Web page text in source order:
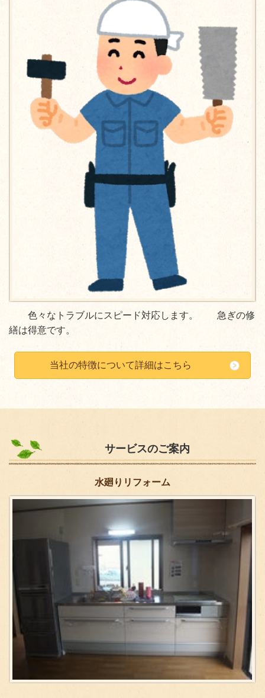
色々なトラブルにスピード対応します。 急ぎの修
繕は得意です。
当社の特徴について詳細はこちら
サービスのご案内
水廻りリフォーム